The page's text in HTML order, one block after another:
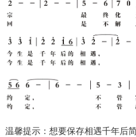
温馨提示：想要保存相遇千年后